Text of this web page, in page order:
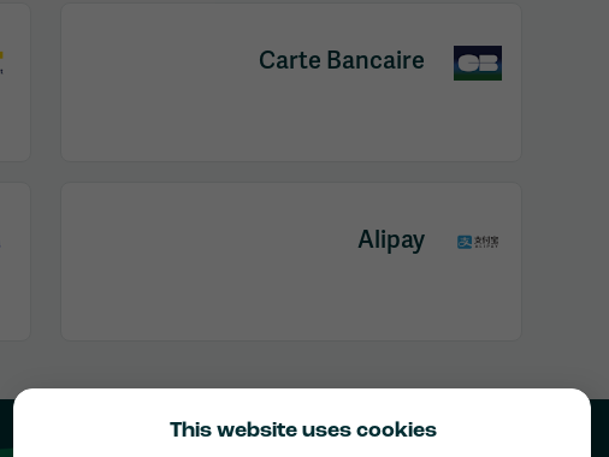
This website uses cookies
Carte Bancaire
Alipay